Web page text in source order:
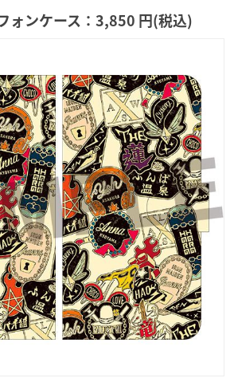
ォンケース：3,850 円(税込)